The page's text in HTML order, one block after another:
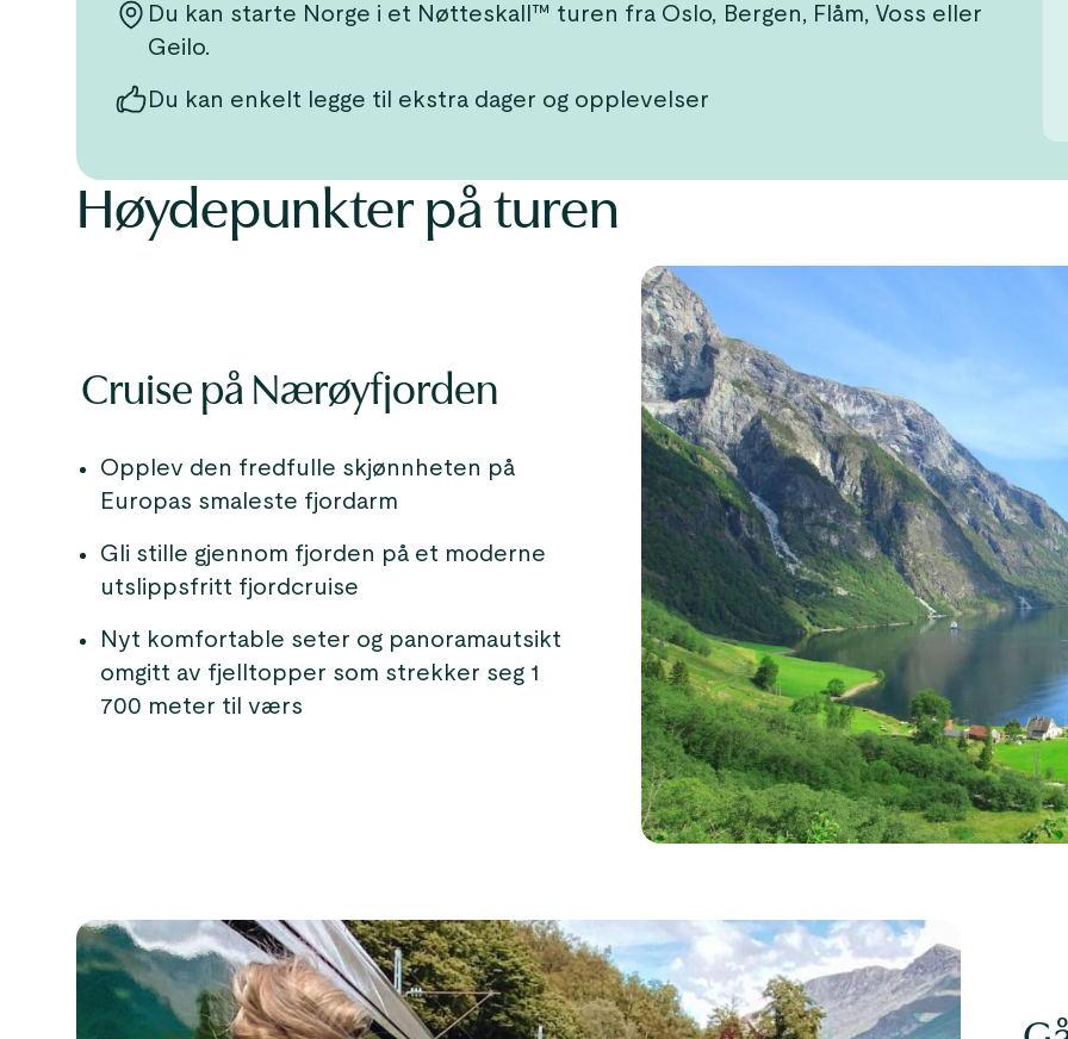
Du kan starte Norge i et Nøtteskall™ turen fra Oslo, Bergen, Flåm, Voss eller
Geilo.
Du kan enkelt legge til ekstra dager og opplevelser
Høydepunkter på turen
Cruise på Nærøyfjorden
Opplev den fredfulle skjønnheten på
Europas smaleste fjordarm
Gli stille gjennom fjorden på et moderne
utslippsfritt fjordcruise
Nyt komfortable seter og panoramautsikt
omgitt av fjelltopper som strekker seg 1
700 meter til værs